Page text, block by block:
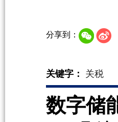
分享到：
关键字： 关税
数字储